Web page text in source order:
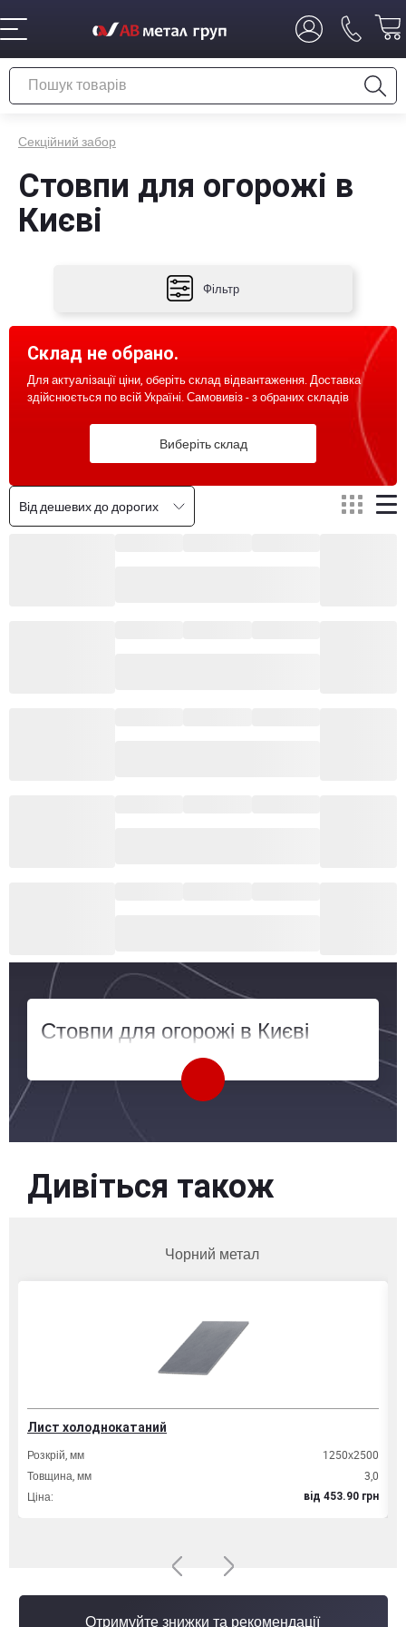
Секційний забор
Стовпи для огорожі в
Києві
Фільтр
Склад не обрано.
Для актуалізації ціни, оберіть склад відвантаження. Доставка
здійснюється по всій Україні. Самовивіз - з обраних складів
Виберіть склад
Від дешевих до дорогих
Стовпи для огорожі в Києві
Дивіться також
Чорний метал
Лист холоднокатаний
Розкрій, мм
1250х2500
Товщина, мм
3,0
Ціна:
вiд 453.90 грн
Отримуйте знижки та рекомендації